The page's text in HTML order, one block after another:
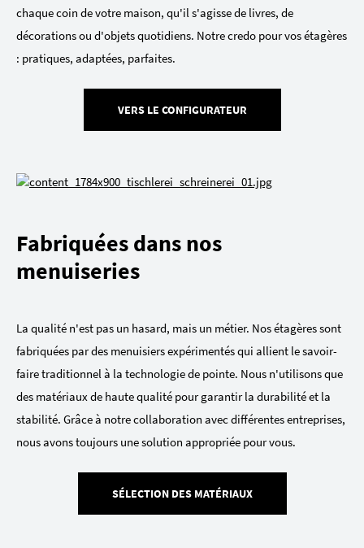
chaque coin de votre maison, qu'il s'agisse de livres, de
décorations ou d'objets quotidiens. Notre credo pour vos étagères
: pratiques, adaptées, parfaites.
VERS LE CONFIGURATEUR
Fabriquées dans nos
menuiseries
La qualité n'est pas un hasard, mais un métier. Nos étagères sont
fabriquées par des menuisiers expérimentés qui allient le savoir-
faire traditionnel à la technologie de pointe. Nous n'utilisons que
des matériaux de haute qualité pour garantir la durabilité et la
stabilité. Grâce à notre collaboration avec différentes entreprises,
nous avons toujours une solution appropriée pour vous.
SÉLECTION DES MATÉRIAUX